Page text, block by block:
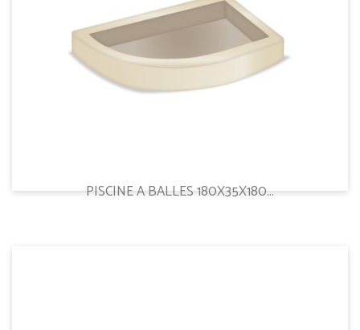
PISCINE A BALLES 180X35X180...